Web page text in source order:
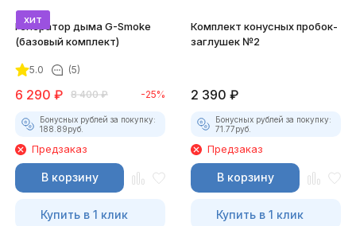
хит
Генератор дыма G-Smoke
(базовый комплект)
5.0 (5)
6 290 ₽ 8 400 ₽ -25%
Бонусных рублей за покупку:
188.89руб.
Предзаказ
В корзину
Купить в 1 клик
Комплект конусных пробок-
заглушек №2
2 390 ₽
Бонусных рублей за покупку:
71.77руб.
Предзаказ
В корзину
Купить в 1 клик